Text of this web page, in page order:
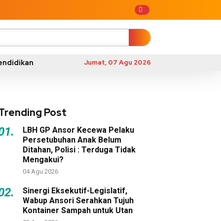
Jumat, 07 Agu 2026
Post
LBH GP Ansor Kecewa Pelaku
Persetubuhan Anak Belum
Ditahan, Polisi : Terduga Tidak
Mengakui?
04 Agu 2026
Sinergi Eksekutif-Legislatif,
Wabup Ansori Serahkan Tujuh
Kontainer Sampah untuk Utan